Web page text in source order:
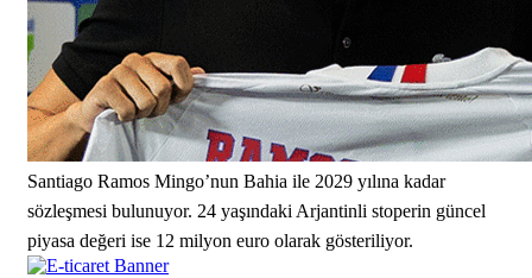
Santiago Ramos Mingo’nun Bahia ile 2029 yılına kadar
sözleşmesi bulunuyor. 24 yaşındaki Arjantinli stoperin güncel
piyasa değeri ise 12 milyon euro olarak gösteriliyor.